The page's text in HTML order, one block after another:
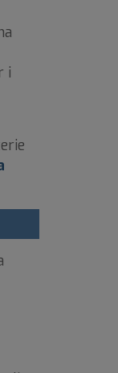
i